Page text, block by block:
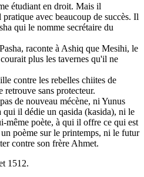
étudiant en droit. Mais il
avec beaucoup de succès. Il
qui le nomme secrétaire du
raconte à Ashiq que Mesihi, le
plus les tavernes qu'il ne
contre les rebelles chiites de
sans protecteur.
de nouveau mécène, ni Yunus
qui il dédie un qasida (kasida), ni le
même poète, à qui il offre ce qui est
poème sur le printemps, ni le futur
contre son frère Ahmet.
1512.